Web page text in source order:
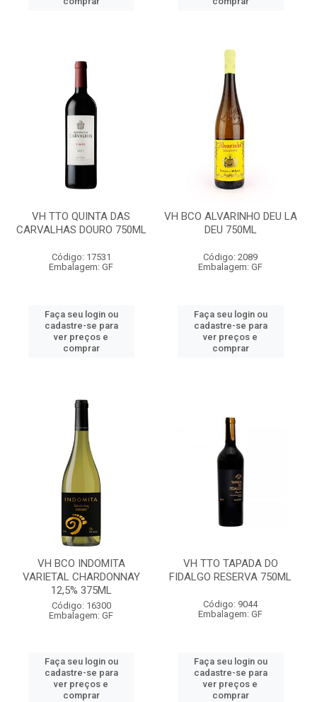
VH TTO QUINTA DAS
CARVALHAS DOURO 750ML
Código: 17531
Embalagem: GF
Faça seu login ou
cadastre-se para
ver preços e
comprar
VH BCO ALVARINHO DEU LA
DEU 750ML
Código: 2089
Embalagem: GF
Faça seu login ou
cadastre-se para
ver preços e
comprar
VH BCO INDOMITA
VARIETAL CHARDONNAY
12,5% 375ML
Código: 16300
Embalagem: GF
Faça seu login ou
cadastre-se para
ver preços e
comprar
VH TTO TAPADA DO
FIDALGO RESERVA 750ML
Código: 9044
Embalagem: GF
Faça seu login ou
cadastre-se para
ver preços e
comprar